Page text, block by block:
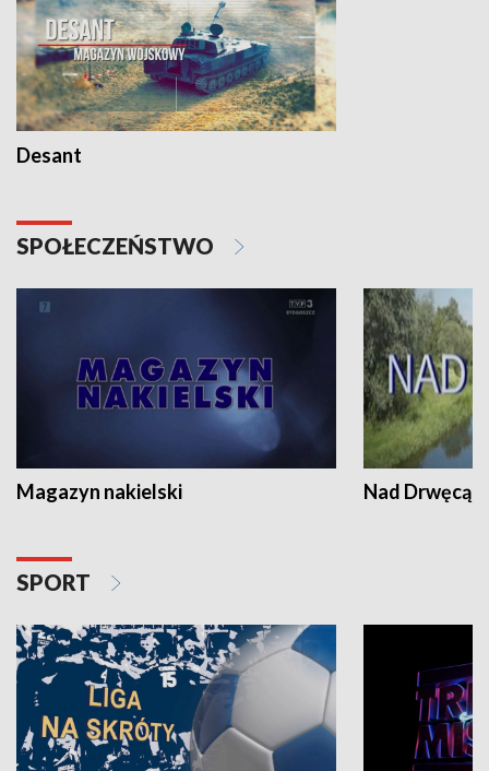
Desant
SPOŁECZEŃSTWO
Magazyn nakielski Nad Drwęcą
SPORT